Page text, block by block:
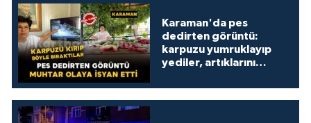
Karaman'da pes
dedirten görüntü:
karpuzu yumruklayıp
yediler, artıklarını